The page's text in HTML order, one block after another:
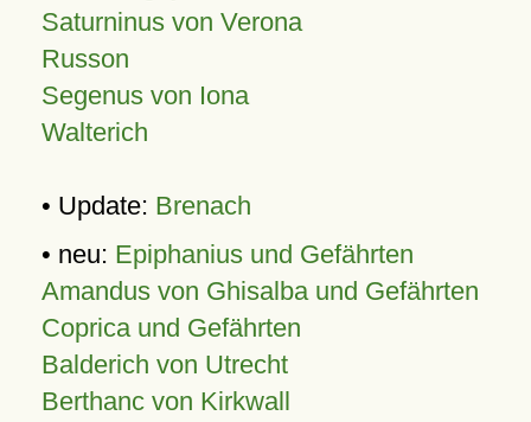
Saturninus von Verona
Russon
Segenus von Iona
Walterich
• Update: Brenach
• neu: Epiphanius und Gefährten
Amandus von Ghisalba und Gefährten
Coprica und Gefährten
Balderich von Utrecht
Berthanc von Kirkwall